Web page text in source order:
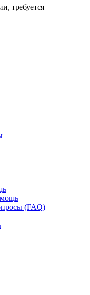
требуется
(FAQ)